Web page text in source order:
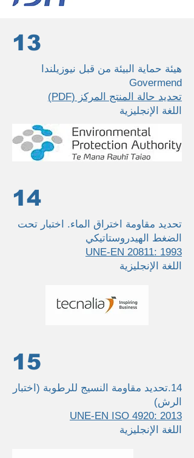
13
هيئة حماية البيئة من قبل نيوزيلندا
Govermend
تحديد حالة المنتج المركز (PDF)
اللغة الإنجليزية
14
تحديد مقاومة اختراق الماء. اختبار تحت
الضغط الهيدروستاتيكي
UNE-EN 20811: 1993
اللغة الإنجليزية
15
14.تحديد مقاومة النسيج للرطوبة (اختبار
الرش)
UNE-EN ISO 4920: 2013
اللغة الإنجليزية